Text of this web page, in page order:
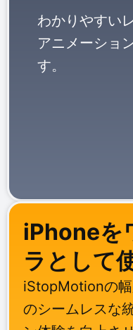
わかりやすい
アニメーショ
す。
iPhoneを
ラとして
iStopMotionの幅
のシームレスな